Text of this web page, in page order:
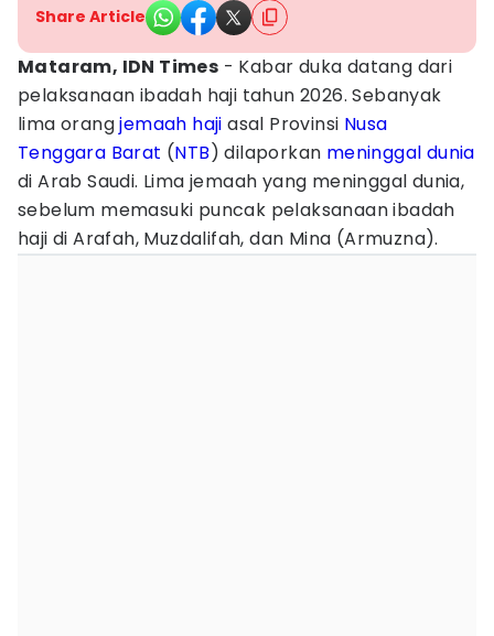
Share Article
Mataram, IDN Times - Kabar duka datang dari
pelaksanaan ibadah haji tahun 2026. Sebanyak
lima orangjemaah haji asal Provinsi Nusa
Tenggara Barat (NTB) dilaporkan meninggal dunia
di Arab Saudi. Lima jemaah yang meninggal dunia,
sebelum memasuki puncak pelaksanaan ibadah
haji di Arafah, Muzdalifah, dan Mina (Armuzna).